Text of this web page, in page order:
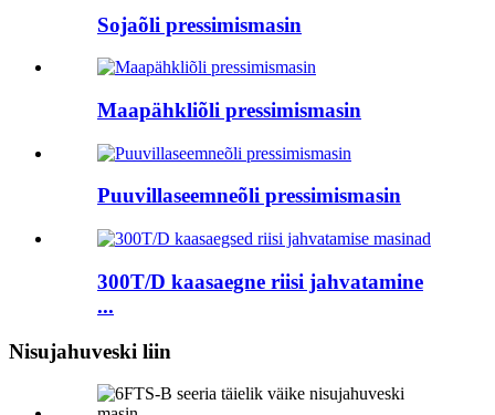
Sojaõli pressimismasin
Maapähkliõli pressimismasin
Puuvillaseemneõli pressimismasin
300T/D kaasaegne riisi jahvatamine
...
Nisujahuveski liin